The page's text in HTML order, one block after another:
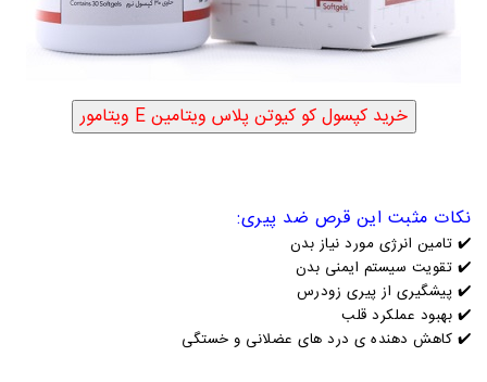
نکات مثبت این قرص ضد پیری:
✔️ تامین انرژی مورد نیاز بدن
✔️ تقویت سیستم ایمنی بدن
✔️ پیشگیری از پیری زودرس
✔️ بهبود عملکرد قلب
✔️ کاهش دهنده ی درد های عضلانی و خستگی